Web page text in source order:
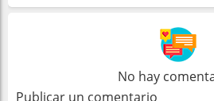
No hay
Publicar un comentario